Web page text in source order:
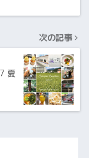
次の記事
夏